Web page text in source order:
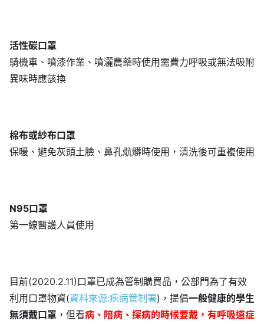
活性碳口罩
騎機車、噴漆作業、噴灑農藥時使用需費力呼吸或無法吸附
異味時應該換
棉布或紗布口罩
保暖、避免灰頭土臉、鼻孔骯髒時使用，清洗後可重複使用
N95口罩
第一線醫護人員使用
目前(2020.2.11)口罩已成為管制購買品，公部門為了有效
利用口罩物資(資料來源:疾病管制署)，提倡一般健康的學生
無須戴口罩 ，但看病、陪病、探病的時候要戴，有呼吸道症